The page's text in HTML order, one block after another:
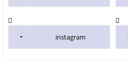
instagram